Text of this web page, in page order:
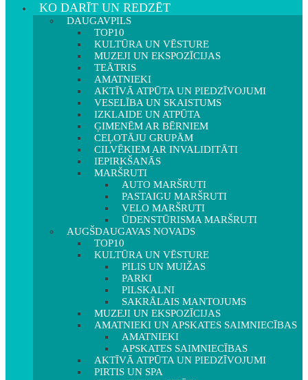
KO DARĪT UN REDZĒT
DAUGAVPILS
TOP10
KULTŪRA UN VĒSTURE
MUZEJI UN EKSPOZĪCIJAS
TEĀTRIS
AMATNIEKI
AKTĪVĀ ATPŪTA UN PIEDZĪVOJUMI
VESELĪBA UN SKAISTUMS
IZKLAIDE UN ATPŪTA
ĢIMENĒM AR BĒRNIEM
CEĻOTĀJU GRUPĀM
CILVĒKIEM AR INVALIDITĀTI
IEPIRKŠANĀS
MARŠRUTI
AUTO MARŠRUTI
PASTAIGU MARŠRUTI
VELO MARŠRUTI
ŪDENSTŪRISMA MARŠRUTI
AUGŠDAUGAVAS NOVADS
TOP10
KULTŪRA UN VĒSTURE
PILIS UN MUIŽAS
PARKI
PILSKALNI
SAKRĀLAIS MANTOJUMS
MUZEJI UN EKSPOZĪCIJAS
AMATNIEKI UN APSKATES SAIMNIECĪBAS
AMATNIEKI
APSKATES SAIMNIECĪBAS
AKTĪVĀ ATPŪTA UN PIEDZĪVOJUMI
PIRTIS UN SPA